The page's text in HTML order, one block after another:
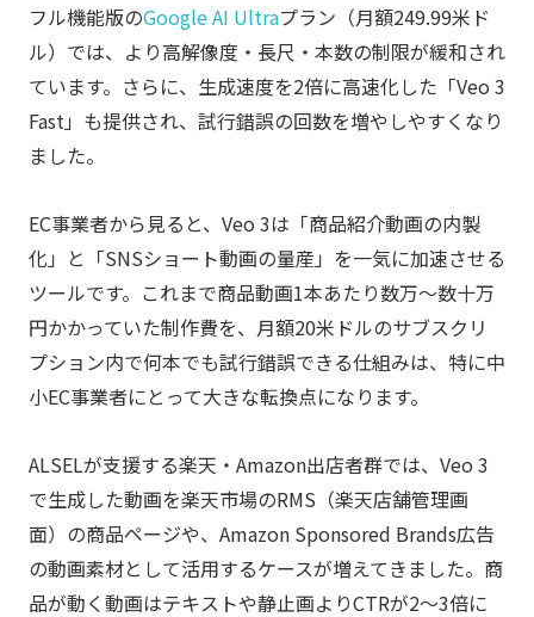
フル機能版のGoogle AI Ultraプラン（月額249.99米ド
ル）では、より高解像度・長尺・本数の制限が緩和され
ています。さらに、生成速度を2倍に高速化した「Veo 3
Fast」も提供され、試行錯誤の回数を増やしやすくなり
ました。
EC事業者から見ると、Veo 3は「商品紹介動画の内製
化」と「SNSショート動画の量産」を一気に加速させる
ツールです。これまで商品動画1本あたり数万〜数十万
円かかっていた制作費を、月額20米ドルのサブスクリ
プション内で何本でも試行錯誤できる仕組みは、特に中
小EC事業者にとって大きな転換点になります。
ALSELが支援する楽天・Amazon出店者群では、Veo 3
で生成した動画を楽天市場のRMS（楽天店舗管理画
面）の商品ページや、Amazon Sponsored Brands広告
の動画素材として活用するケースが増えてきました。商
品が動く動画はテキストや静止画よりCTRが2〜3倍に